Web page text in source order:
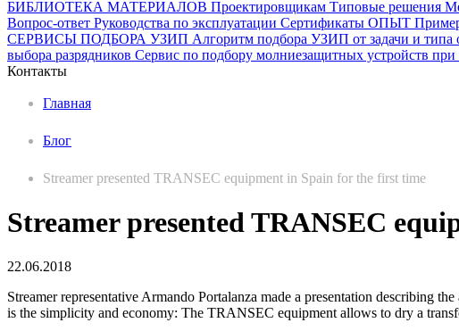
БИБЛИОТЕКА МАТЕРИАЛОВ Проектировщикам Типовые решения
Вопрос-ответ Руководства по эксплуатации Сертификаты ОПЫТ
СЕРВИСЫ ПОДБОРА УЗИП Алгоритм подбора УЗИП от задачи и типа
выбора разрядников Сервис по подбору молниезащитных устройств при
Контакты
Главная
Блог
Streamer presented TRANSEC equipment in Spain for the first time
Streamer presented TRANSEC
22.06.2018
Streamer representative Armando Portalanza made a presentation describing
is the simplicity and economy: The TRANSEC equipment allows to dry a